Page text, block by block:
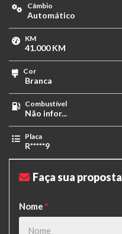
Câmbio
Automático
KM
41.000 KM
Cor
Branca
Combustível
Não infor...
Placa
R*****9
Faça sua proposta
Nome *